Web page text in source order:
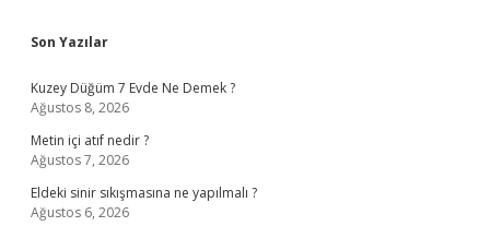
Sidebar
Son Yazılar
Kuzey Düğüm 7 Evde Ne Demek ?
Ağustos 8, 2026
Metin içi atıf nedir ?
Ağustos 7, 2026
Eldeki sinir sıkışmasına ne yapılmalı ?
Ağustos 6, 2026